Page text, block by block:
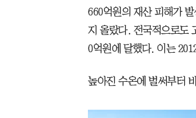
660억원의 재산 피해가
지 올랐다. 전국적으로도
0억원에 달했다. 이는
높아진 수온에 벌써부터